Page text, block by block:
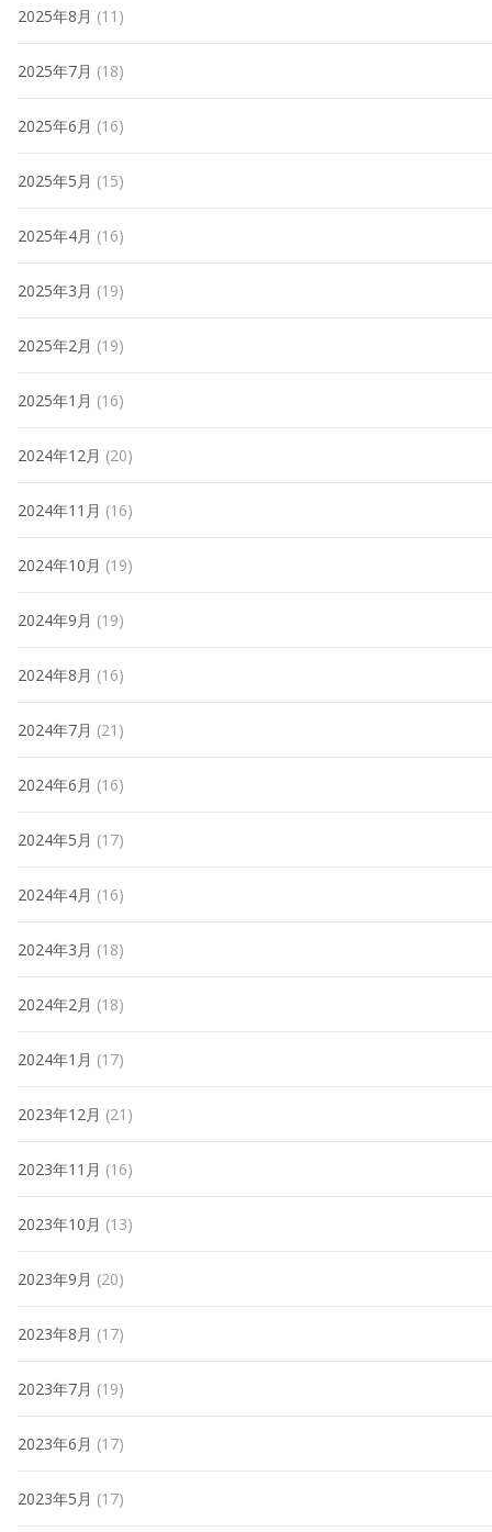
2025年8月 (11)
2025年7月 (18)
2025年6月 (16)
2025年5月 (15)
2025年4月 (16)
2025年3月 (19)
2025年2月 (19)
2025年1月 (16)
2024年12月 (20)
2024年11月 (16)
2024年10月 (19)
2024年9月 (19)
2024年8月 (16)
2024年7月 (21)
2024年6月 (16)
2024年5月 (17)
2024年4月 (16)
2024年3月 (18)
2024年2月 (18)
2024年1月 (17)
2023年12月 (21)
2023年11月 (16)
2023年10月 (13)
2023年9月 (20)
2023年8月 (17)
2023年7月 (19)
2023年6月 (17)
2023年5月 (17)